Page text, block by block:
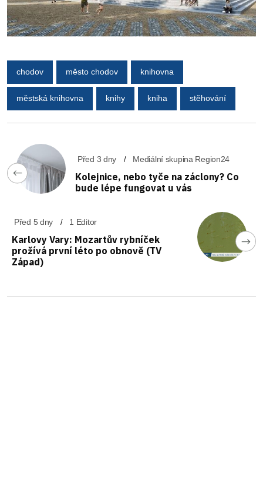
chodov město chodov knihovna
městská knihovna knihy kniha stěhování
Před 3 dny Mediální skupina Region24
Kolejnice, nebo tyče na záclony? Co
bude lépe fungovat u vás
Před 5 dny 1 Editor
Karlovy Vary: Mozartův rybníček
prožívá první léto po obnově (TV
Západ)